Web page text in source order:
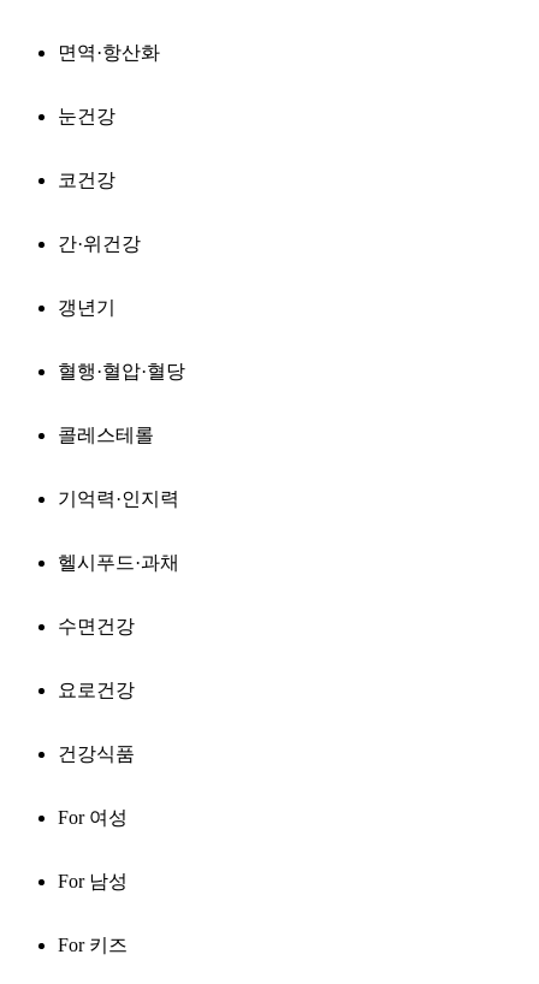
면역·항산화
눈건강
코건강
간·위건강
갱년기
혈행·혈압·혈당
콜레스테롤
기억력·인지력
헬시푸드·과채
수면건강
요로건강
건강식품
For 여성
For 남성
For 키즈